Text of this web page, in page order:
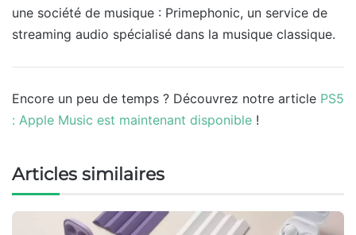
une société de musique : Primephonic, un service de
streaming audio spécialisé dans la musique classique.
Encore un peu de temps ? Découvrez notre article PS5
: Apple Music est maintenant disponible !
Articles similaires